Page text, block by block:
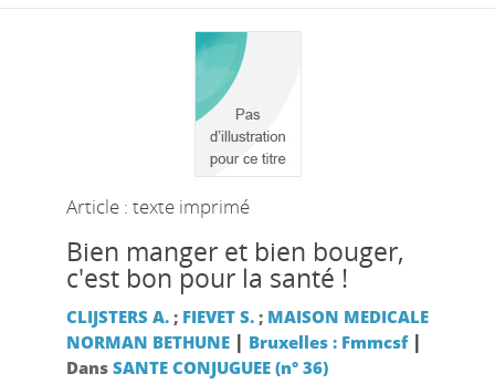
Article : texte imprimé
Bien manger et bien bouger,
c'est bon pour la santé !
CLIJSTERS A.; FIEVET S.; MAISON MEDICALE
NORMAN BETHUNE | Bruxelles : Fmmcsf|
Dans SANTE CONJUGUEE (n° 36)